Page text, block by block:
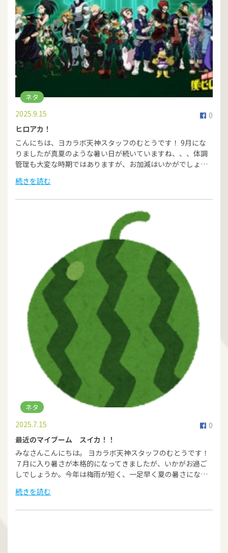
ネタ
0
2025.9.15
ヒロアカ！
こんにちは、ヨカラボ天神スタッフのむとうです！ 9月にな
りましたが真夏のような暑い日が続いていますね、、、体調
管理も大変な時期ではありますが、お加減はいかがでしょ…
続きを読む
ネタ
0
2025.7.15
最近のマイブーム スイカ！！
みなさんこんにちは。 ヨカラボ天神スタッフのむとうです！
７月に入り暑さが本格的になってきましたが、いかがお過ご
しでしょうか。今年は梅雨が短く、一足早く夏の暑さにな…
続きを読む